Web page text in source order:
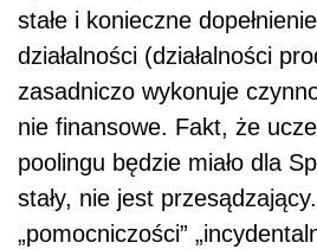
stałe i konieczne
działalności (działalności
zasadniczo wykonuje
nie finansowe. Fakt, że
poolingu będzie miało dla
stały, nie jest
„pomocniczości”